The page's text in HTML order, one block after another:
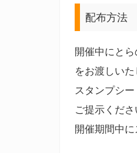
配布方法
開催中にと
をお渡しいた
スタンプシ
ご提示くださ
開催期間中